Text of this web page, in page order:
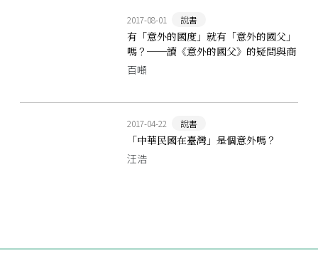
2017-08-01 說書
有「意外的國度」就有「意外的國父」
嗎？──讀《意外的國父》的疑問與商
榷
百噸
2017-04-22 說書
「中華民國在臺灣」是個意外嗎？
汪浩